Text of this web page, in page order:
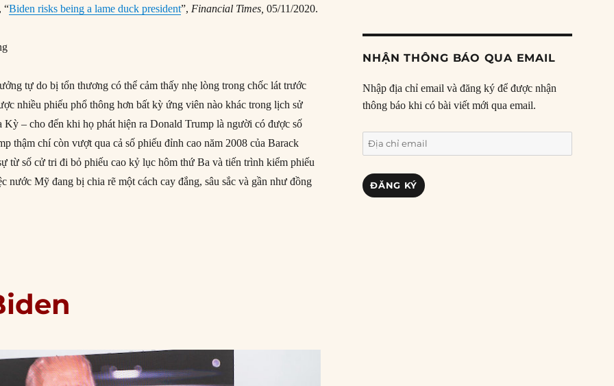
“Biden risks being a lame duck president”, Financial Times,05/11/2020.
tự do bị tổn thương có thể cảm thấy nhẹ lòng trong chốc lát trước
nhiều phiếu phổ thông hơn bất kỳ ứng viên nào khác trong lịch sử
Kỳ – cho đến khi họ phát hiện ra Donald Trump là người có được số
thậm chí còn vượt qua cả số phiếu đỉnh cao năm 2008 của Barack
từ số cử tri đi bỏ phiếu cao kỷ lục hôm thứ Ba và tiến trình kiểm phiếu
nước Mỹ đang bị chia rẽ một cách cay đắng, sâu sắc và gần như đồng
Biden đối diện nguy cơ trở thành ‘tổng thống vịt què’?”
NHẬN THÔNG BÁO QUA EMAIL
Nhập địa chỉ email và đăng ký để được nhận
thông báo khi có bài viết mới qua email.
Địa
chỉ
email
ĐĂNG KÝ